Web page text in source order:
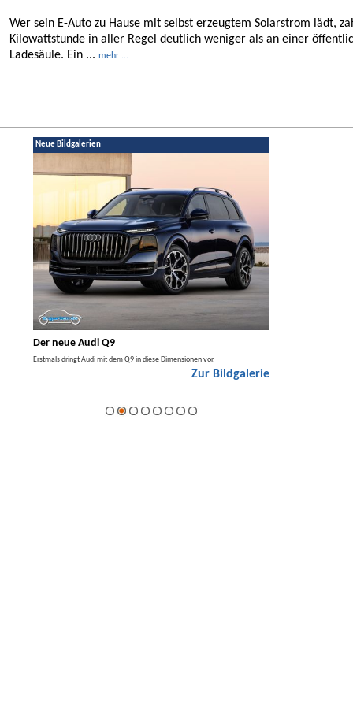
Wer sein E-Auto zu Hause mit selbst erzeugtem Solarstrom lädt,
Kilowattstunde in aller Regel deutlich weniger als an einer
Ladesäule. Ein ... mehr ...
Neue Bildgalerien
Der neue Audi Q9
Erstmals dringt Audi mit dem Q9 in diese Dimensionen vor.
Zur Bildgalerie